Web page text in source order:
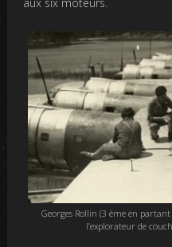
Georges Rollin (3 ème en
l’explorateur de